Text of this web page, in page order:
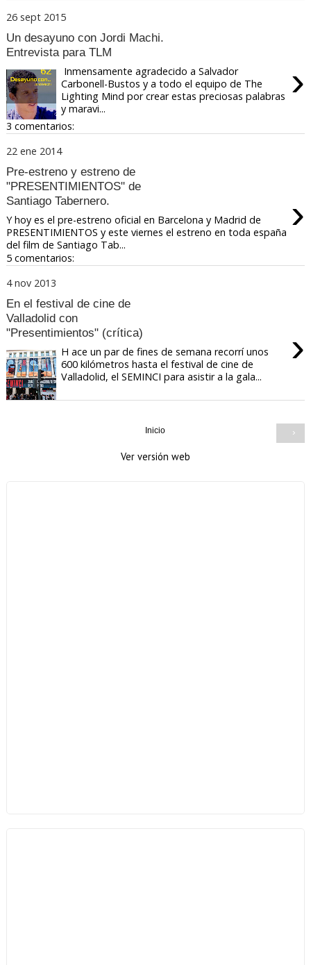
26 sept 2015
Un desayuno con Jordi Machi.
Entrevista para TLM
›
Inmensamente agradecido a Salvador
Carbonell-Bustos y a todo el equipo de The
Lighting Mind por crear estas preciosas palabras
y maravi...
3 comentarios:
22 ene 2014
Pre-estreno y estreno de
"PRESENTIMIENTOS" de
Santiago Tabernero.
›
Y hoy es el pre-estreno oficial en Barcelona y Madrid de
PRESENTIMIENTOS y este viernes el estreno en toda españa
del film de Santiago Tab...
5 comentarios:
4 nov 2013
En el festival de cine de
Valladolid con
"Presentimientos" (crítica)
›
H ace un par de fines de semana recorrí unos
600 kilómetros hasta el festival de cine de
Valladolid, el SEMINCI para asistir a la gala...
›
Inicio
Ver versión web